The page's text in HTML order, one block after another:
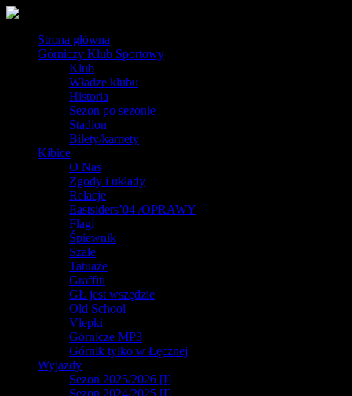
Strona główna
Górniczy Klub Sportowy
Klub
Władze klubu
Historia
Sezon po sezonie
Stadion
Bilety/karnety
Kibice
O Nas
Zgody i układy
Relacje
Eastsiders’04 /OPRAWY
Flagi
Śpiewnik
Szale
Tatuaże
Graffiti
GŁ jest wszędzie
Old School
Vlepki
Górnicze MP3
Górnik tylko w Łęcznej
Wyjazdy
Sezon 2025/2026 [I]
Sezon 2024/2025 [I]